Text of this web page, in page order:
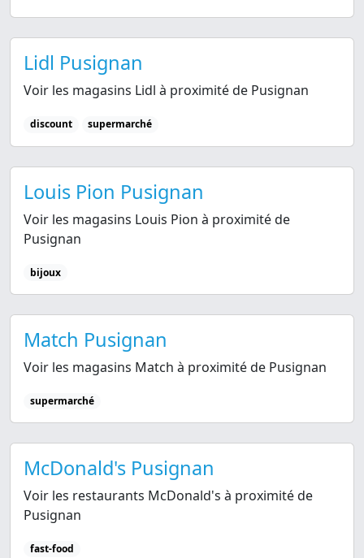
Lidl Pusignan
Voir les magasins Lidl à proximité de Pusignan
discount supermarché
Louis Pion Pusignan
Voir les magasins Louis Pion à proximité de
Pusignan
bijoux
Match Pusignan
Voir les magasins Match à proximité de Pusignan
supermarché
McDonald's Pusignan
Voir les restaurants McDonald's à proximité de
Pusignan
fast-food